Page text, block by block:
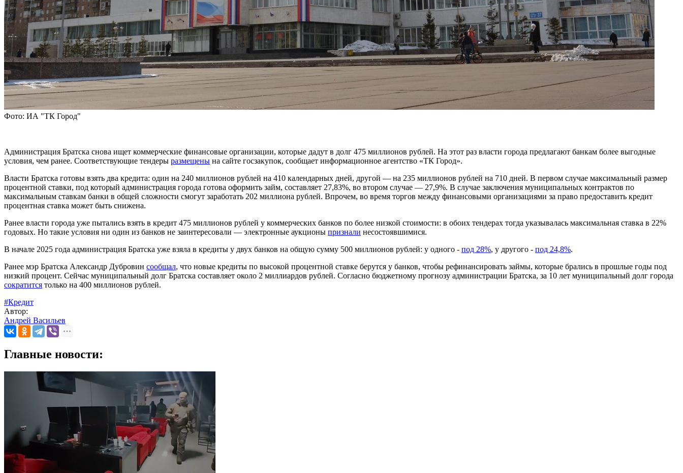
Фото: ИА "ТК Город"
Администрация Братска снова ищет коммерческие финансовые организации, которые дадут в долг 475 миллионов рублей. На этот раз власти города предлагают банкам более выгодные
условия, чем ранее. Соответствующие тендеры размещены на сайте госзакупок, сообщает информационное агентство «ТК Город».
Власти Братска готовы взять два кредита: один на 240 миллионов рублей на 410 календарных дней, другой — на 235 миллионов рублей на 710 дней. В первом случае максимальный размер
процентной ставки, под который администрация города готова оформить займ, составляет 27,83%, во втором случае — 27,9%. В случае заключения муниципальных контрактов по
максимальным ставкам банки в общей сложности смогут заработать 202 миллиона рублей. Впрочем, во время торгов между финансовыми организациями за право предоставить кредит
процентная ставка может быть снижена.
Ранее власти города уже пытались взять в кредит 475 миллионов рублей у коммерческих банков по более низкой стоимости: в обоих тендерах тогда указывалась максимальная ставка в 22%
годовых. Но такие условия ни один из банков не заинтересовали — электронные аукционы признали несостоявшимися.
В начале 2025 года администрация Братска уже взяла в кредиты у двух банков на общую сумму 500 миллионов рублей: у одного - под 28%, у другого - под 24,8%.
Ранее мэр Братска Александр Дубровин сообщал, что новые кредиты по высокой процентной ставке берутся у банков, чтобы рефинансировать займы, которые брались в прошлые годы под
низкий процент. Сейчас муниципальный долг Братска составляет около 2 миллиардов рублей. Согласно бюджетному прогнозу администрации Братска, за 10 лет муниципальный долг города
сократится только на 400 миллионов рублей.
#Кредит
Автор:
Андрей Васильев
Главные новости: